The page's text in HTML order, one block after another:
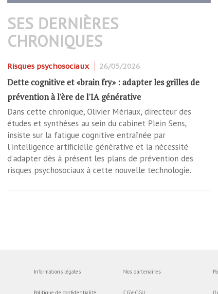
SES DERNIÈRES
CHRONIQUES
Risques psychosociaux 26/05/2026
Dette cognitive et «brain fry» : adapter les grilles de
prévention à l'ère de l'IA générative
Dans cette chronique, Olivier Mériaux, directeur des
études et synthèses au sein du cabinet Plein Sens,
insiste sur la fatigue cognitive entraînée par
l'intelligence artificielle générative et la nécessité
d'adapter dès à présent les plans de prévention des
risques psychosociaux à cette nouvelle technologie.
Informations légales
Politique de confidentialité
Nos partenaires
CGV-CGU